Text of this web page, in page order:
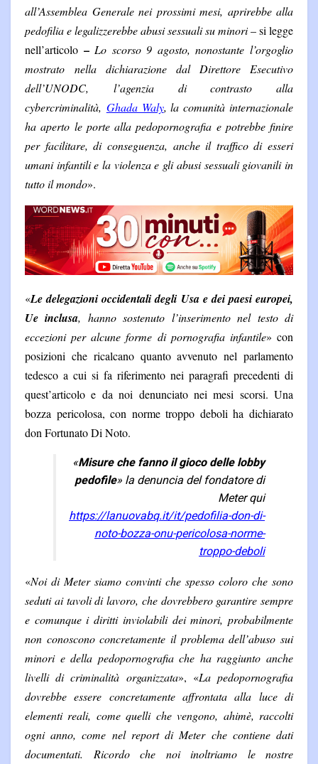
all’Assemblea Generale nei prossimi mesi, aprirebbe alla
pedofilia e legalizzerebbe abusi sessuali su minori– si legge
nell’articolo –Lo scorso 9 agosto, nonostante l’orgoglio
mostrato nella dichiarazione dal Direttore Esecutivo
dell’UNODC, l’agenzia di contrasto alla
cybercriminalità, Ghada Waly, la comunità internazionale
ha aperto le porte alla pedopornografia e potrebbe finire
per facilitare, di conseguenza, anche il traffico di esseri
umani infantili e la violenza e gli abusi sessuali giovanili in
tutto il mondo».
«Le delegazioni occidentali degli Usa e dei paesi europei,
Ue inclusa, hanno sostenuto l’inserimento nel testo di
eccezioni per alcune forme di pornografia infantile» con
posizioni che ricalcano quanto avvenuto nel parlamento
tedesco a cui si fa riferimento nei paragrafi precedenti di
quest’articolo e da noi denunciato nei mesi scorsi. Una
bozza pericolosa, con norme troppo deboli ha dichiarato
don Fortunato Di Noto.
«Misure che fanno il gioco delle lobby
pedofile» la denuncia del fondatore di
Meter qui
https://lanuovabq.it/it/pedofilia-don-di-
noto-bozza-onu-pericolosa-norme-
troppo-deboli
«Noi di Meter siamo convinti che spesso coloro che sono
seduti ai tavoli di lavoro, che dovrebbero garantire sempre
e comunque i diritti inviolabili dei minori, probabilmente
non conoscono concretamente il problema dell’abuso sui
minori e della pedopornografia che ha raggiunto anche
livelli di criminalità organizzata», «La pedopornografia
dovrebbe essere concretamente affrontata alla luce di
elementi reali, come quelli che vengono, ahimè, raccolti
ogni anno, come nel report di Meter che contiene dati
documentati. Ricordo che noi inoltriamo le nostre